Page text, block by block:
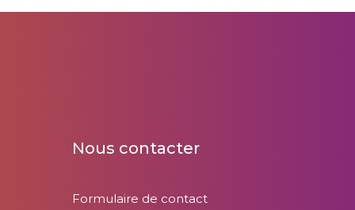
Nous contacter
Formulaire de contact